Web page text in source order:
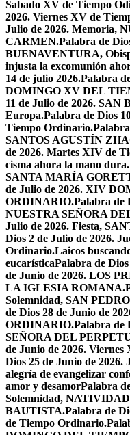
Sabado XV de Tiempo
2026. Viernes XV de
Julio de 2026. Memoria,
CARMEN.Palabra de
BUENAVENTURA,
injusta la excomunión
14 de julio 2026.Palabra
DOMINGO XV DEL
11 de Julio de 2026.
Europa.Palabra de Dios
Tiempo Ordinario.
SANTOS AGUSTÍN
de 2026. Martes XIV de
cisma ahora la mano dura.
SANTA MARÍA
de Julio de 2026. XIV
ORDINARIO.Palabra de
NUESTRA SEÑORA
Julio de 2026. Fiesta,
Dios 2 de Julio de 2026.
Ordinario.Laicos
eucarísticaPalabra de
de Junio de 2026. LOS
LA IGLESIA ROMANA.
Solemnidad, SAN
de Dios 28 de Junio de
ORDINARIO.Palabra de
SEÑORA DEL
de Junio de 2026.
Dios 25 de Junio de
alegría de evangelizar
amor y desamorPalabra
Solemnidad,
BAUTISTA.Palabra de
de Tiempo Ordinario.